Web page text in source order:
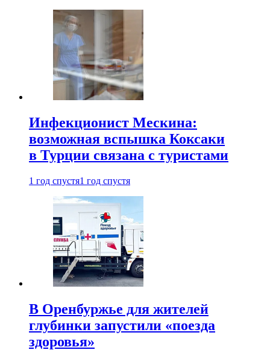
Инфекционист Мескина:
возможная вспышка Коксаки
в Турции связана с туристами
1 год спустя1 год спустя
В Оренбуржье для жителей
глубинки запустили «поезда
здоровья»